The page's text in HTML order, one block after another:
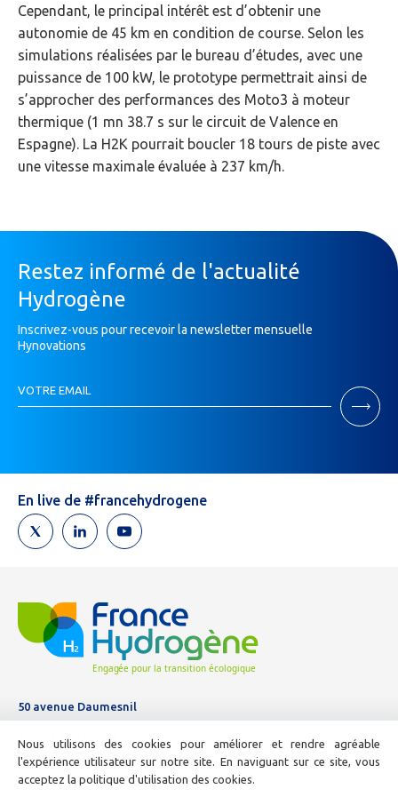
Cependant, le principal intérêt est d’obtenir une
autonomie de 45 km en condition de course. Selon les
simulations réalisées par le bureau d’études, avec une
puissance de 100 kW, le prototype permettrait ainsi de
s’approcher des performances des Moto3 à moteur
thermique (1 mn 38.7 s sur le circuit de Valence en
Espagne). La H2K pourrait boucler 18 tours de piste avec
une vitesse maximale évaluée à 237 km/h.
Restez informé de l'actualité
Hydrogène
Inscrivez-vous pour recevoir la newsletter mensuelle
Hynovations
Newsletter
VOTRE EMAIL
Si
un
humain,
ne
remplissez
pas
En live de #francehydrogene
50 avenue Daumesnil
01 44 11 10 04
E-mail :
info@france-hydrogene.org
Nous utilisons des cookies pour améliorer et rendre agréable
l'expérience utilisateur sur notre site. En naviguant sur ce site, vous
acceptez la politique d'utilisation des cookies.